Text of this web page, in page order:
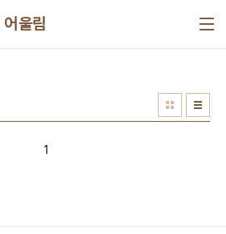
울림
1